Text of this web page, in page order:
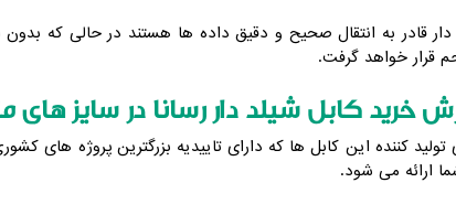
قادر به انتقال صحیح و دقیق داده ها هستند در حالی که بدون
قرار خواهد گرفت.
خرید کابل شیلد دار رسانا در سایز های
تولید کننده این کابل ها که دارای تاییدیه بزرگترین پروژه های
ارائه می شود.